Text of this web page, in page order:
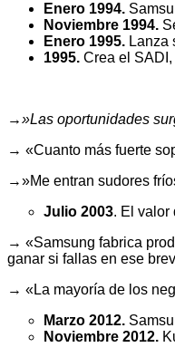
Enero 1994.
Noviembre 1994.
Enero 1995. Lanza
1995. Crea el
→»Las oportunidades
→ «Cuanto más fuerte
→»Me entran sudores
Julio 2003. El valor
→ «Samsung fabrica
ganar si fallas en ese
→ «La mayoría de los
Marzo 2012.
Noviembre 2012.